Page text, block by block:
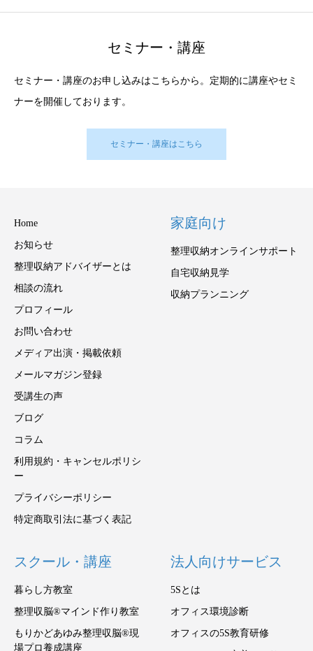
セミナー・講座
セミナー・講座のお申し込みはこちらから。定期的に講座やセミ
ナーを開催しております。
セミナー・講座はこちら
Home
お知らせ
整理収納アドバイザーとは
相談の流れ
プロフィール
お問い合わせ
メディア出演・掲載依頼
メールマガジン登録
受講生の声
ブログ
コラム
利用規約・キャンセルポリシ
ー
プライバシーポリシー
特定商取引法に基づく表記
家庭向け
整理収納オンラインサポート
自宅収納見学
収納プランニング
スクール・講座
暮らし方教室
整理収脳®マインド作り教室
もりかどあゆみ整理収脳®現
場プロ養成講座
法人向けサービス
5Sとは
オフィス環境診断
オフィスの5S教育研修